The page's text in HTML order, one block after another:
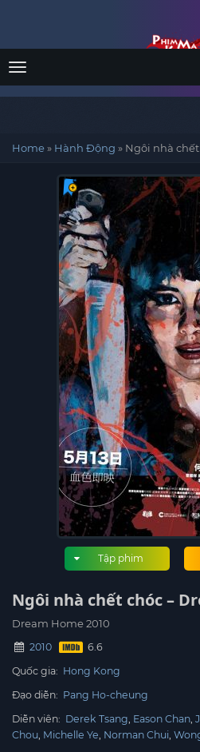
Menu
Home» Hành Động » Ngôi nhà
Tập phim
Ngôi nhà chết chóc –
Dream Home 2010
2010
Quốc gia: Hong Kong
Đạo diễn: Pang Ho-cheung
Diễn viên: Derek Tsang Eason Chan
Chou Michelle Ye Norman Chui